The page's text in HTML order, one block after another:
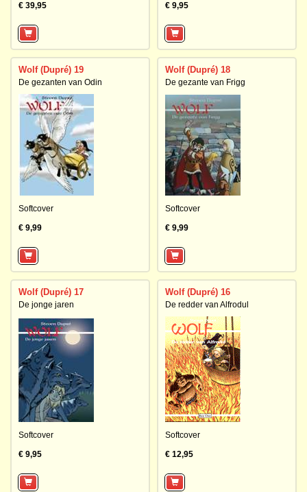
€ 39,95
€ 9,95
Wolf (Dupré) 19
De gezanten van Odin
Softcover
€ 9,99
Wolf (Dupré) 18
De gezante van Frigg
Softcover
€ 9,99
Wolf (Dupré) 17
De jonge jaren
Softcover
€ 9,95
Wolf (Dupré) 16
De redder van Alfrodul
Softcover
€ 12,95